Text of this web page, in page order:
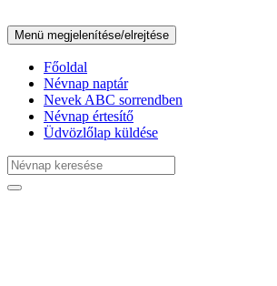
Menü megjelenítése/elrejtése
Főoldal
Névnap naptár
Nevek ABC sorrendben
Névnap értesítő
Üdvözlőlap küldése